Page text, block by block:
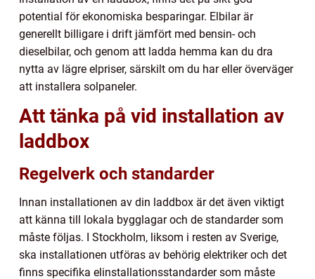
potential för ekonomiska besparingar. Elbilar är
generellt billigare i drift jämfört med bensin- och
dieselbilar, och genom att ladda hemma kan du dra
nytta av lägre elpriser, särskilt om du har eller överväger
att installera solpaneler.
Att tänka på vid installation av
laddbox
Regelverk och standarder
Innan installationen av din laddbox är det även viktigt
att känna till lokala bygglagar och de standarder som
måste följas. I Stockholm, liksom i resten av Sverige,
ska installationen utföras av behörig elektriker och det
finns specifika elinstallationsstandarder som måste